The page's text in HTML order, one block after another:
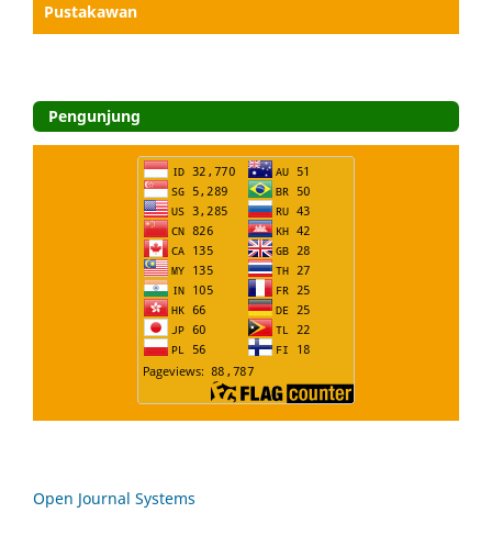
Pustakawan
Pengunjung
Open Journal Systems